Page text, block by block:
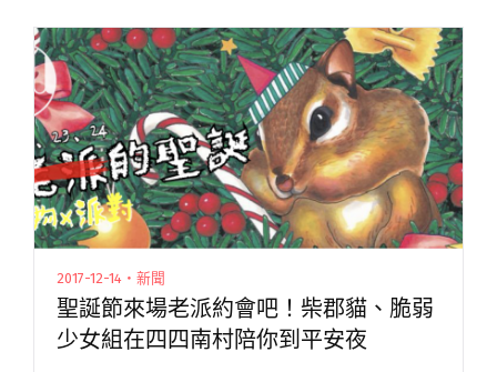
苦藥閱讀全文 "【專訪】苦藥的糖衣：甜約翰"
2017-12-14・新聞
聖誕節來場老派約會吧！柴郡貓、脆弱
少女組在四四南村陪你到平安夜